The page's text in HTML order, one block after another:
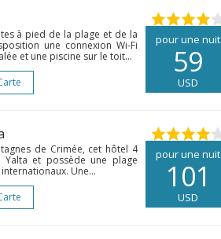
pour une nuit
59
USD
à pied de la plage et de la
une connexion Wi-Fi
et une piscine sur le toit...
pour une nuit
101
USD
de Crimée, cet hôtel 4
et possède une plage
Une...